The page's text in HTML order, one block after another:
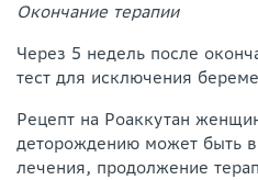
Окончание терапии
Через 5 недель после
тест для исключения
Рецепт на Роаккутан
деторождению может быть
лечения, продолжение